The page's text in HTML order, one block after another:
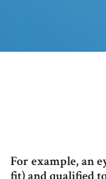
For example, an